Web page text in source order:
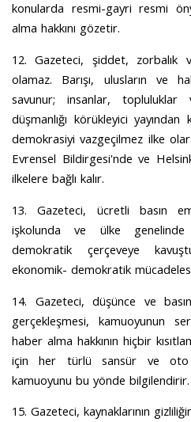
konularda resmi-gayri resmi
alma hakkını gözetir.
12. Gazeteci, şiddet, zorbalık
olamaz. Barışı, ulusların ve
savunur; insanlar, topluluklar
düşmanlığı körükleyici yayından
demokrasiyi vazgeçilmez ilke
Evrensel Bildirgesi'nde ve
ilkelere bağlı kalır.
13. Gazeteci, ücretli basın
işkolunda ve ülke genelinde
demokratik çerçeveye
ekonomik- demokratik
14. Gazeteci, düşünce ve
gerçekleşmesi, kamuoyunun
haber alma hakkının hiçbir
için her türlü sansür ve oto
kamuoyunu bu yönde bilgilendirir.
15. Gazeteci, kaynaklarının